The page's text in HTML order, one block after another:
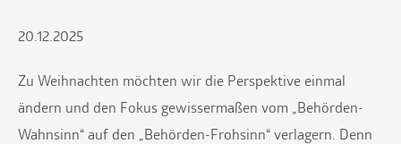
20.12.2025
Zu Weihnachten möchten wir die Perspektive einmal
ändern und den Fokus gewissermaßen vom „Behörden-
Wahnsinn“ auf den „Behörden-Frohsinn“ verlagern. Denn